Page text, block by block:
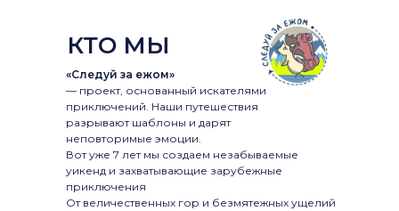
КТО МЫ
«Следуй за ежом»
— проект, основанный искателями
приключений. Наши путешествия
разрывают шаблоны и дарят
неповторимые эмоции.
Вот уже 7 лет мы создаем незабываемые
уикенд и захватывающие зарубежные
приключения
От величественных гор и безмятежных ущелий